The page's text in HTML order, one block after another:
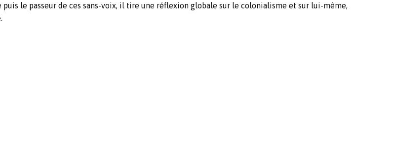
puis le passeur de ces sans-voix, il tire une réflexion globale sur le colonialisme et sur lui-même,